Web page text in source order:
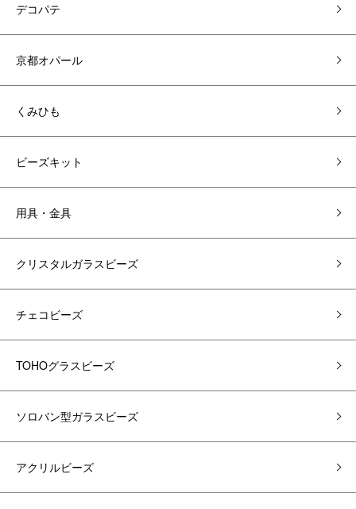
デコパテ
京都オパール
くみひも
ビーズキット
用具・金具
クリスタルガラスビーズ
チェコビーズ
TOHOグラスビーズ
ソロバン型ガラスビーズ
アクリルビーズ